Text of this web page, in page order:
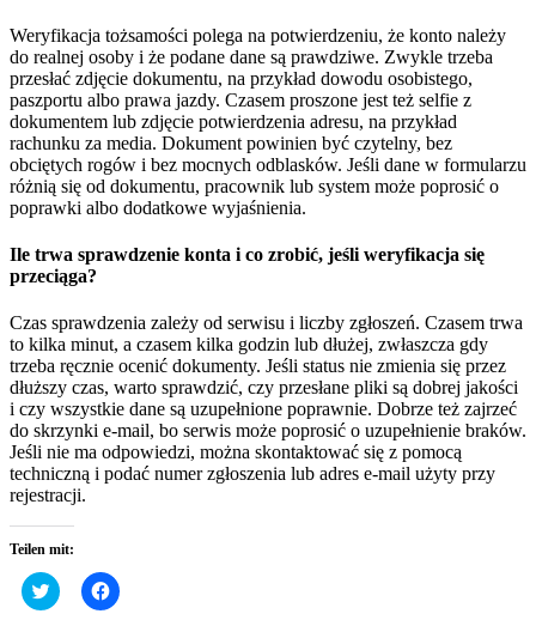
Weryfikacja tożsamości polega na potwierdzeniu, że konto należy
do realnej osoby i że podane dane są prawdziwe. Zwykle trzeba
przesłać zdjęcie dokumentu, na przykład dowodu osobistego,
paszportu albo prawa jazdy. Czasem proszone jest też selfie z
dokumentem lub zdjęcie potwierdzenia adresu, na przykład
rachunku za media. Dokument powinien być czytelny, bez
obciętych rogów i bez mocnych odblasków. Jeśli dane w formularzu
różnią się od dokumentu, pracownik lub system może poprosić o
poprawki albo dodatkowe wyjaśnienia.
Ile trwa sprawdzenie konta i co zrobić, jeśli weryfikacja się
przeciąga?
Czas sprawdzenia zależy od serwisu i liczby zgłoszeń. Czasem trwa
to kilka minut, a czasem kilka godzin lub dłużej, zwłaszcza gdy
trzeba ręcznie ocenić dokumenty. Jeśli status nie zmienia się przez
dłuższy czas, warto sprawdzić, czy przesłane pliki są dobrej jakości
i czy wszystkie dane są uzupełnione poprawnie. Dobrze też zajrzeć
do skrzynki e-mail, bo serwis może poprosić o uzupełnienie braków.
Jeśli nie ma odpowiedzi, można skontaktować się z pomocą
techniczną i podać numer zgłoszenia lub adres e-mail użyty przy
rejestracji.
Teilen mit:
Klick,
um
Klick,
um